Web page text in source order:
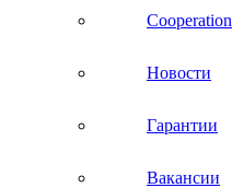
Cooperation
Новости
Гарантии
Вакансии